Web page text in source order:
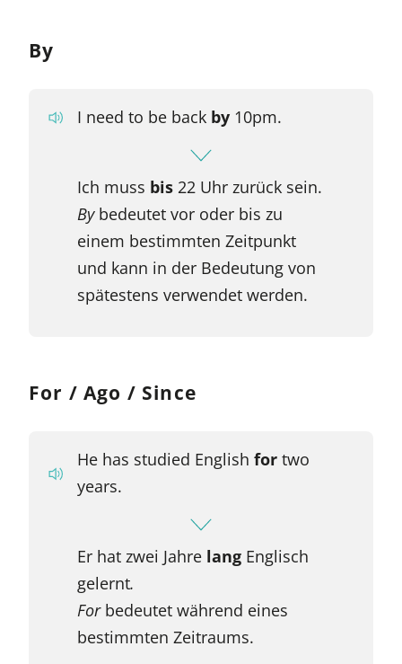
By
I need to be back by10pm.
Ich muss bis22 Uhr zurück sein.
Bybedeutet vor oder bis zu
einem bestimmten Zeitpunkt
und kann in der Bedeutung von
spätestens verwendet werden.
For / Ago / Since
He has studied English fortwo
years.
Er hat zwei Jahre lang Englisch
gelernt.
For bedeutet während eines
bestimmten Zeitraums.